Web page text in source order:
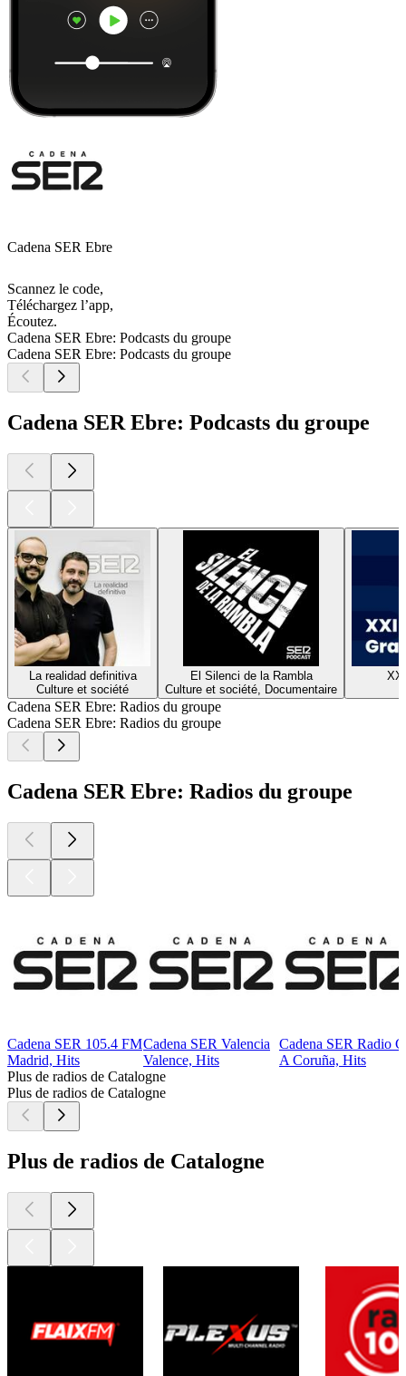
Cadena SER Ebre
Scannez le code,
Téléchargez l’app,
Écoutez.
Cadena SER Ebre: Podcasts du groupe
Cadena SER Ebre: Podcasts du groupe
Cadena SER Ebre: Podcasts du groupe
La realidad definitiva
Culture et société
El Silenci de la Rambla
Culture et société, Documentaire
Cadena SER Ebre: Radios du groupe
Cadena SER Ebre: Radios du groupe
Cadena SER Ebre: Radios du groupe
Cadena SER 105.4 FM
Madrid, Hits
Cadena SER Valencia
Valence, Hits
Cadena SER Radio
A Coruña, Hits
Plus de radios de Catalogne
Plus de radios de Catalogne
Plus de radios de Catalogne